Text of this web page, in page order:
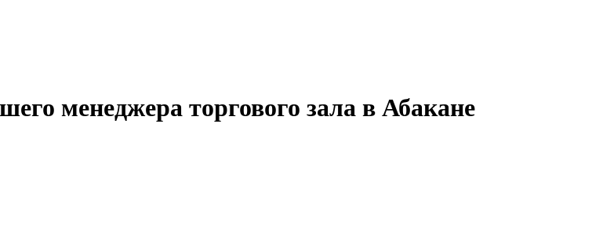
менеджера торгового зала в Абакане